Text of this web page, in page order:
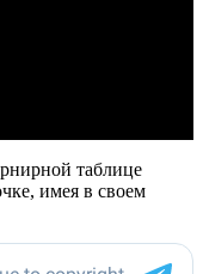
таблице
имея в своем